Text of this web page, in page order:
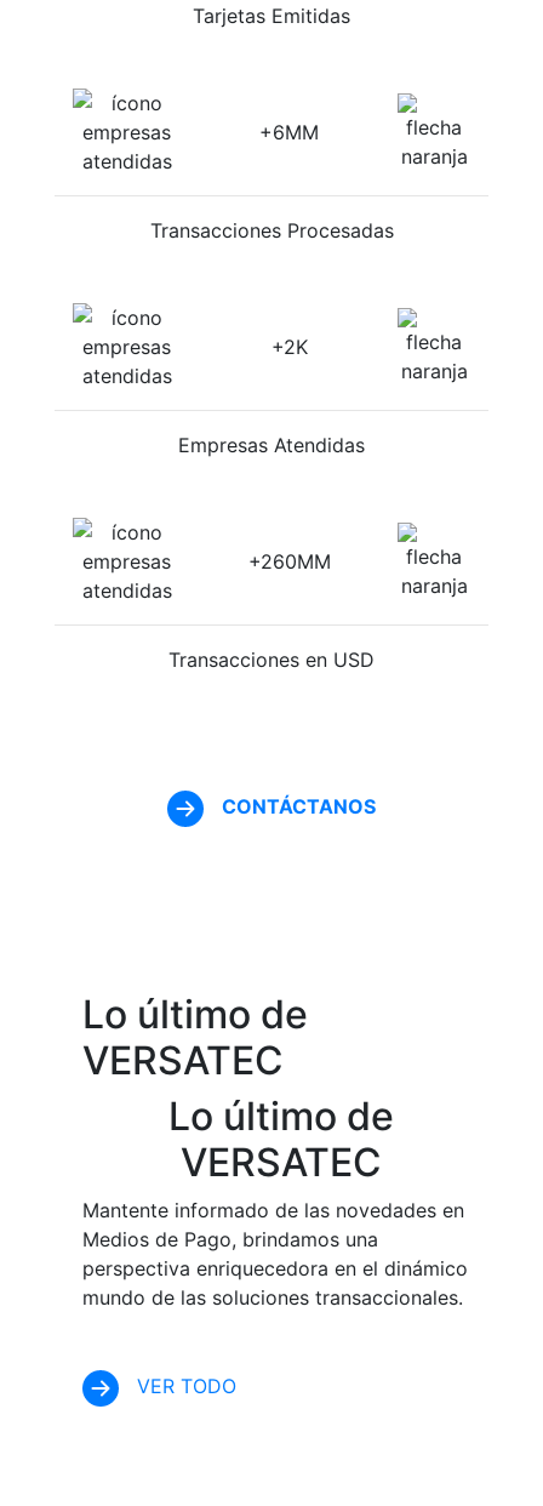
Tarjetas Emitidas
+6MM
Transacciones Procesadas
+2K
Empresas Atendidas
+260MM
Transacciones en USD
CONTÁCTANOS
Lo último de
VERSATEC
Lo último de
VERSATEC
Mantente informado de las novedades en
Medios de Pago, brindamos una
perspectiva enriquecedora en el dinámico
mundo de las soluciones transaccionales.
VER TODO